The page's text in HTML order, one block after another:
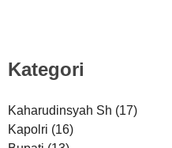
Kategori
Kaharudinsyah Sh (17)
Kapolri (16)